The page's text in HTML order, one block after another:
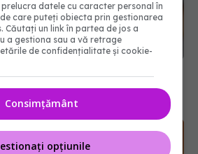
a scăzut incidența AVC-urilor
datele cu caracter personal în
care puteți obiecta prin gestionarea
Căutați un link în partea de jos a
a gestiona sau a vă retrage
de confidențialitate și cookie-
Consimțământ
opțiunile